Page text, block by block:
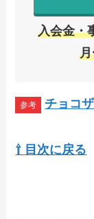
入会金・
チョコ
⇧ 目次に戻る